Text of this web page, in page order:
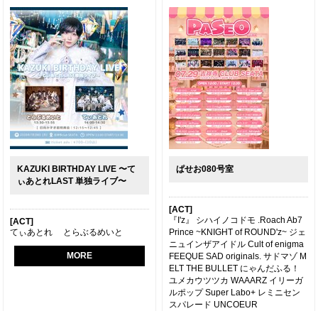
KAZUKI BIRTHDAY LIVE 〜て
ぃあとれLAST 単独ライブ〜
[ACT]
てぃあとれ とらぶるめいと
MORE
ぱせお080号室
[ACT]
『I'z』 シハイノコドモ .Roach Ab7
Prince ~KNIGHT of ROUND'z~ ジェ
ニュインザアイドル Cult of enigma
FEEQUE SAD originals. サドマゾ M
ELT THE BULLET にゃんだふる！
ユメカウツツカ WAAARZ イリーガ
ルポップ Super Labo+ レミニセン
スパレード UNCOEUR